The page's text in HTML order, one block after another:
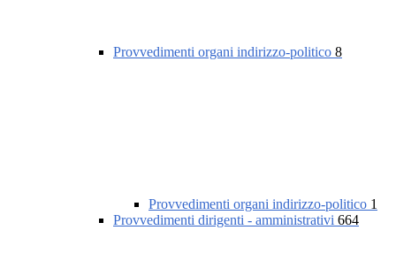
Provvedimenti organi indirizzo-politico 8
Provvedimenti organi indirizzo-politico 1
Provvedimenti dirigenti - amministrativi 664